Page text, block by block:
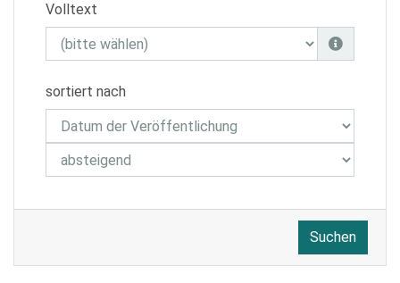
Volltext
sortiert nach
Suchen